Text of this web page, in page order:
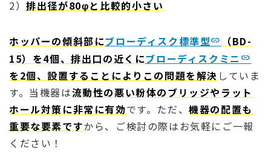
2）排出径が80φと比較的小さい
ホッパーの傾斜部にブローディスク標準型
（BD-
15）を4個、排出口の近くにブローディスクミニ
を2個、設置することによりこの問題を解決 していま
す。当機器は流動性の悪い粉体のブリッジやラット
ホール対策に非常に有効です。ただ、機器の配置も
重要な要素ですから、ご検討の際はお気軽にご一報
ください！